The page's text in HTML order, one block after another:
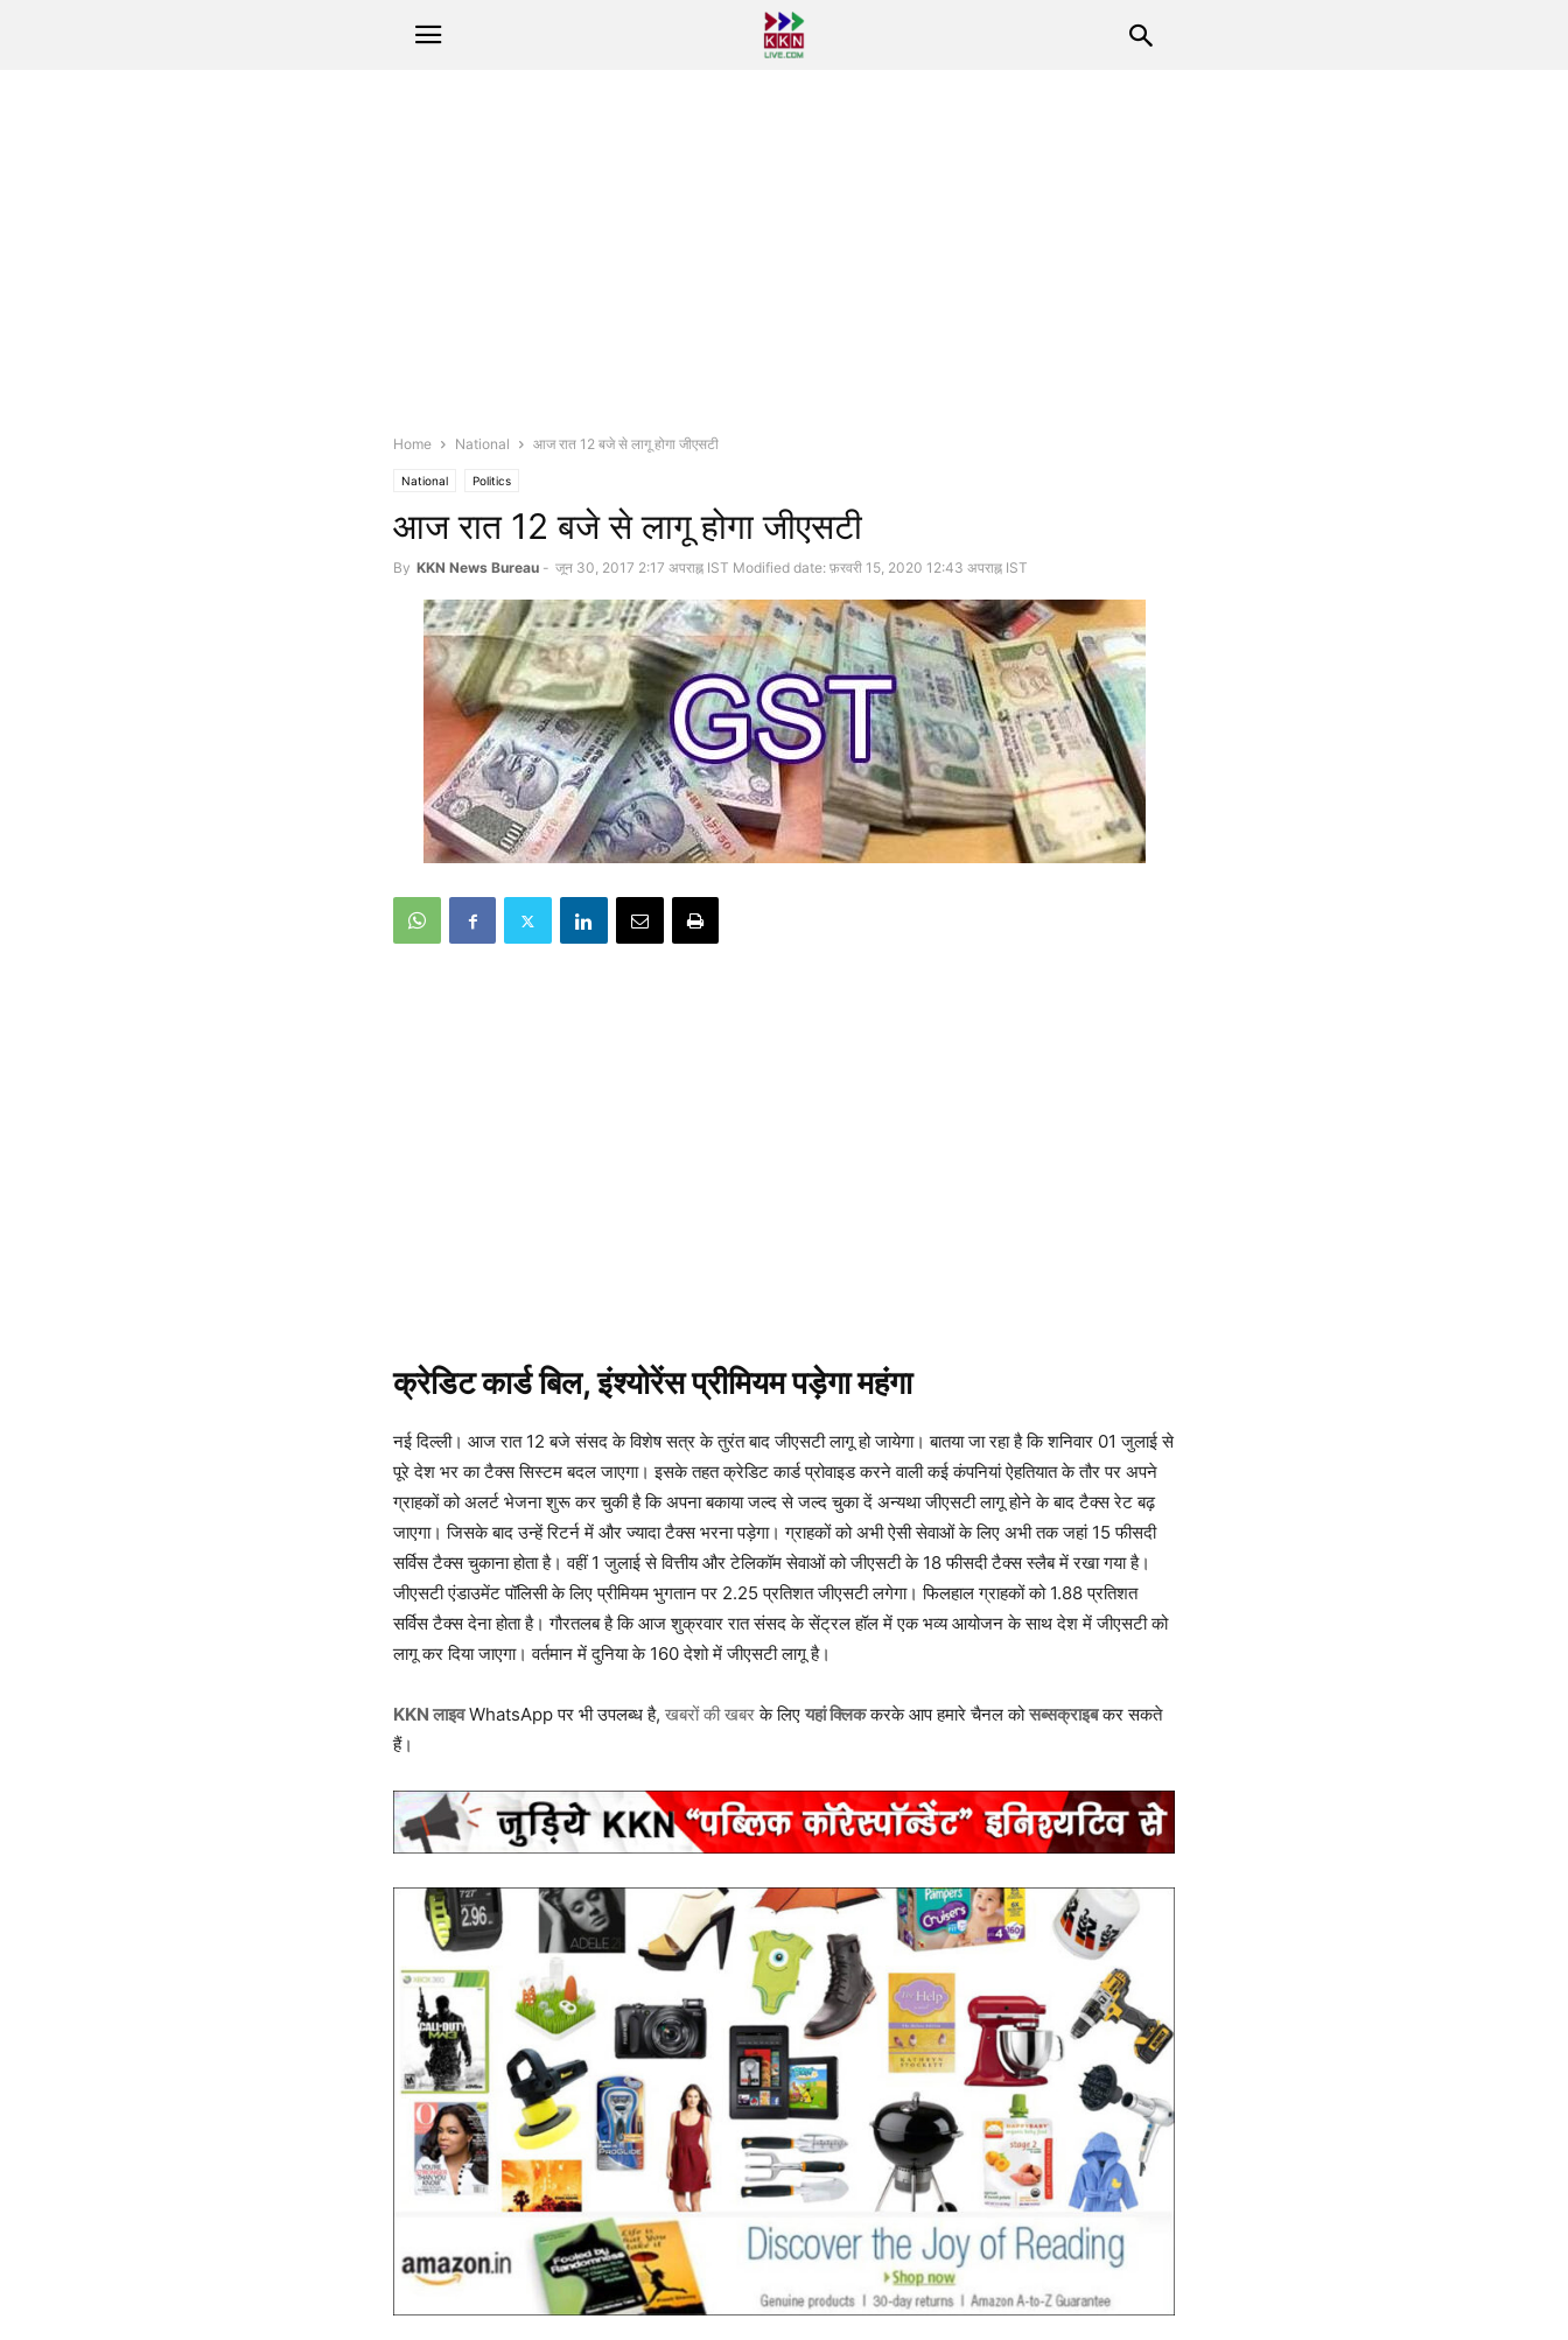
Home National आज रात 12 बजे से लागू होगा जीएसटी
National Politics
आज रात 12 बजे से लागू होगा जीएसटी
By KKN News Bureau - जून 30, 2017 2:17 अपराह्न IST Modified date: फ़रवरी 15, 2020 12:43 अपराह्न IST
क्रेडिट कार्ड बिल, इंश्योरेंस प्रीमियम पड़ेगा महंगा
नई दिल्ली। आज रात 12 बजे संसद के विशेष सत्र के तुरंत बाद जीएसटी लागू हो जायेगा। बातया जा रहा है कि शनिवार 01 जुलाई से
पूरे देश भर का टैक्स सिस्टम बदल जाएगा। इसके तहत क्रेडिट कार्ड प्रोवाइड करने वाली कई कंपनियां ऐहतियात के तौर पर अपने
ग्राहकों को अलर्ट भेजना शुरू कर चुकी है कि अपना बकाया जल्द से जल्द चुका दें अन्यथा जीएसटी लागू होने के बाद टैक्स रेट बढ़
जाएगा। जिसके बाद उन्हें रिटर्न में और ज्यादा टैक्स भरना पड़ेगा। ग्राहकों को अभी ऐसी सेवाओं के लिए अभी तक जहां 15 फीसदी
सर्विस टैक्स चुकाना होता है। वहीं 1 जुलाई से वित्तीय और टेलिकॉम सेवाओं को जीएसटी के 18 फीसदी टैक्स स्लैब में रखा गया है।
जीएसटी एंडाउमेंट पॉलिसी के लिए प्रीमियम भुगतान पर 2.25 प्रतिशत जीएसटी लगेगा। फिलहाल ग्राहकों को 1.88 प्रतिशत
सर्विस टैक्स देना होता है। गौरतलब है कि आज शुक्रवार रात संसद के सेंट्रल हॉल में एक भव्य आयोजन के साथ देश में जीएसटी को
लागू कर दिया जाएगा। वर्तमान में दुनिया के 160 देशो में जीएसटी लागू है।
KKN लाइवWhatsApp पर भी उपलब्ध है, खबरों की खबरके लिए यहां क्लिककरके आप हमारे चैनल कोसब्सक्राइबकर सकते
हैं।